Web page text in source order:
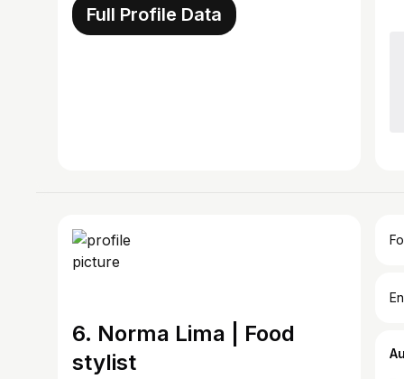
Full Profile Data
6. Norma Lima | Food
stylist